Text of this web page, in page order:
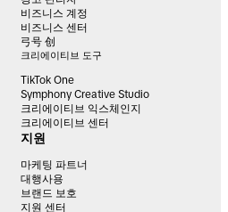
비즈니스 계정
비즈니스 센터
弓号 创
크리에이티브 도구
TikTok One
Symphony Creative Studio
크리에이티브 익스체인지
크리에이티브 센터
지원
마케팅 파트너
대행사용
브랜드 보호
지원 센터